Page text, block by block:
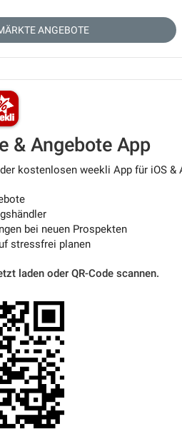
ANGEBOTE
& Angebote App
kostenlosen weekli App für iOS &
bei neuen Prospekten
stressfrei planen
laden oder QR-Code scannen.